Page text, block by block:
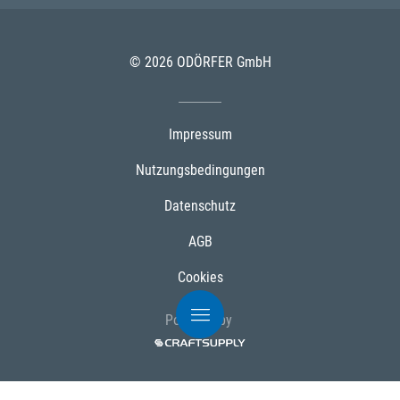
© 2026 ODÖRFER GmbH
Impressum
Nutzungsbedingungen
Datenschutz
AGB
Cookies
Powered by